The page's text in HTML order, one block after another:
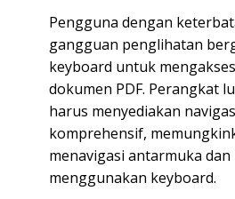
Pengguna dengan
gangguan penglihatan
keyboard untuk
dokumen PDF. Perangkat
harus menyediakan
komprehensif,
menavigasi antarmuka
menggunakan keyboard.